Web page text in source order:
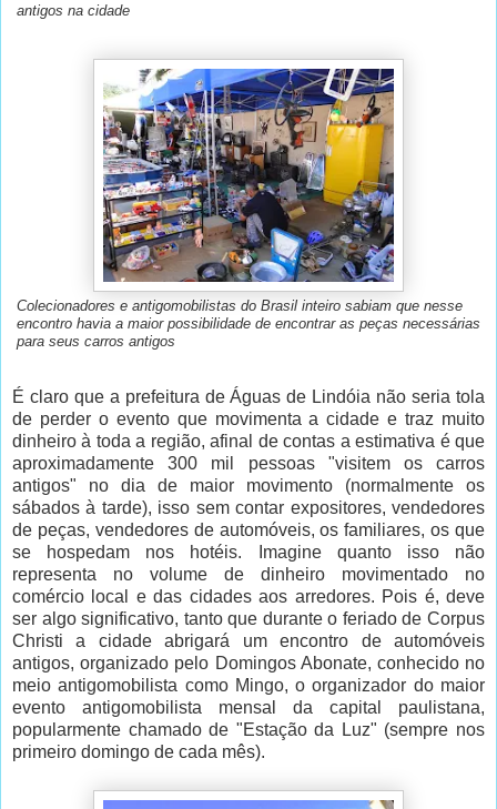
antigos na cidade
Colecionadores e antigomobilistas do Brasil inteiro sabiam que nesse
encontro havia a maior possibilidade de encontrar as peças necessárias
para seus carros antigos
É claro que a prefeitura de Águas de Lindóia não seria tola
de perder o evento que movimenta a cidade e traz muito
dinheiro à toda a região, afinal de contas a estimativa é que
aproximadamente 300 mil pessoas "visitem os carros
antigos" no dia de maior movimento (normalmente os
sábados à tarde), isso sem contar expositores, vendedores
de peças, vendedores de automóveis, os familiares, os que
se hospedam nos hotéis. Imagine quanto isso não
representa no volume de dinheiro movimentado no
comércio local e das cidades aos arredores. Pois é, deve
ser algo significativo, tanto que durante o feriado de Corpus
Christi a cidade abrigará um encontro de automóveis
antigos, organizado pelo Domingos Abonate, conhecido no
meio antigomobilista como Mingo, o organizador do maior
evento antigomobilista mensal da capital paulistana,
popularmente chamado de "Estação da Luz" (sempre nos
primeiro domingo de cada mês).